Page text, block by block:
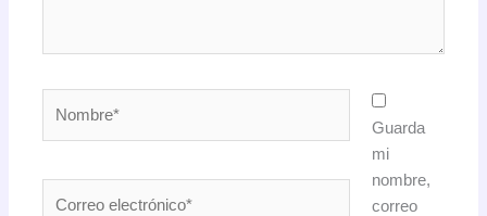
Guarda
mi
nombre,
correo